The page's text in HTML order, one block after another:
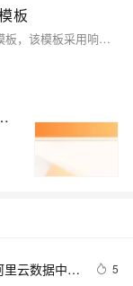
板
一款蓝色自适应IT互联网营销企业网站pbootcms模板，该模板采用响应式设计，可自适应手机端，适合一切网络技术公司、互联网IT行业，源码下载，为您提供了便捷哦。
准营销》电子版地址
云数据中台
5